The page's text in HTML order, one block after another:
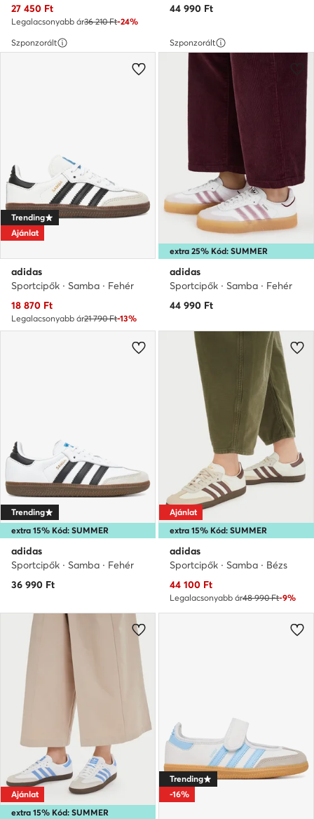
Aktuális ár
27 450 Ft
Legalacsonyabb ár36 210 Ft-24%
44 990 Ft
Szponzorált
Trending
Ajánlat
adidas
Sportcipők · Samba · Fehér
Aktuális ár
18 870 Ft
Legalacsonyabb ár21 790 Ft-13%
Szponzorált
extra 25% Kód: SUMMER
adidas
Sportcipők · Samba · Fehér
44 990 Ft
extra 15% Kód: SUMMER
Trending
adidas
Sportcipők · Samba · Fehér
36 990 Ft
extra 15% Kód: SUMMER
Ajánlat
adidas
Sportcipők · Samba · Bézs
Aktuális ár
44 100 Ft
Legalacsonyabb ár48 990 Ft-9%
extra 15% Kód: SUMMER
Ajánlat
Trending
-16%